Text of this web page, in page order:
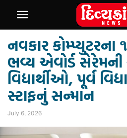
નવકાર કોમ્પ્યુટરના
ભવ્ય એવોર્ડ સેરેમની
વિદ્યાર્થીઓ, પૂર્વ
સ્ટાફનું સન્માન
July 6, 2026